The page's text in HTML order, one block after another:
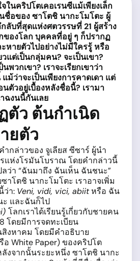
นคริปโตเคอเรนซีแม้เพียงเล็ก
ชื่อของ ซาโตชิ นากะโมโตะ ผู้
ลับที่สุดแห่งศตวรรษที่ 21 ผู้สร้าง
ของโลก บุคคลที่อยู่ ๆ ก็ปรากฏ
หายตัวไปอย่างไม่มีใครรู้ หรือ
แต่เป็นกลุ่มคน? จะเป็นเขา?
พวกเขา? เราจะเรียกเขาว่า
ม้ว่าจะเป็นเพียงการคาดเดา แต่
ตัวอยู่เบื้องหลังชื่อนี้? เรามา
ฉงนนี้กันเลย
ตัว ต้นกำเนิด
ยตัว
ำกล่าวของ จูเลียส ซีซาร์ ผู้นำ
แห่งโรมันโบราณ โดยคำกล่าวนี้
ว่า “ฉันมาถึง ฉันเห็น ฉันชนะ”
าโตชิ นากะโมโตะ เราอาจเพิ่ม
ว่า: Veni, vidi, vici, abiitหรือ ฉัน
และฉันก็ไป
โลกเราได้เรียนรู้เกี่ยวกับชายคน
โดยมีการจดทะเบียน
สิงหาคม โดยมีคำอธิบาย
White Paper) ของคริปโต
ลังจากนั้นระยะหนึ่ง ซาโตชิ นากะ